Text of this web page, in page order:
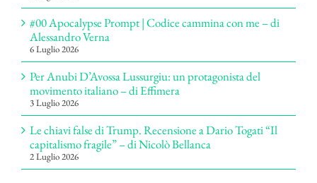
#00 Apocalypse Prompt | Codice cammina con me – di
Alessandro Verna
6 Luglio 2026
Per Anubi D’Avossa Lussurgiu: un protagonista del
movimento italiano – di Effimera
3 Luglio 2026
Le chiavi false di Trump. Recensione a Dario Togati “Il
capitalismo fragile” – di Nicolò Bellanca
2 Luglio 2026